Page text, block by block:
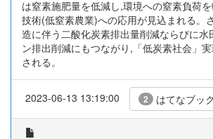
は窒素施肥量を低減し,環境への窒素負荷
技術(低窒素農業)への応用が見込まれる。
造に伴う二酸化炭素排出量削減ならびに水
ン排出削減にもつながり,「低炭素社会」
される。
2023-06-13 13:19:00 2 はてなブッ